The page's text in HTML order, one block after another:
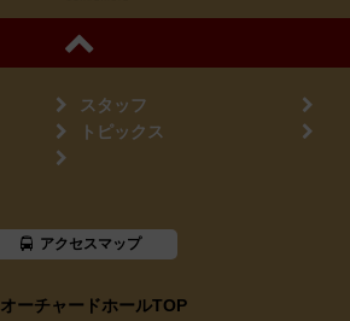
スタッフ
トピックス
アクセスマップ
オーチャードホールTOP